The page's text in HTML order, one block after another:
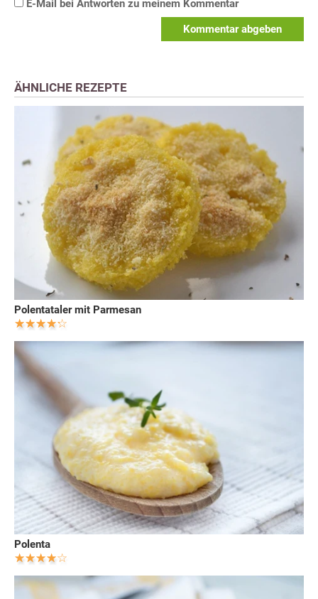
E-Mail bei Antworten zu meinem Kommentar
Kommentar abgeben
ÄHNLICHE REZEPTE
Polentataler mit Parmesan
Polenta